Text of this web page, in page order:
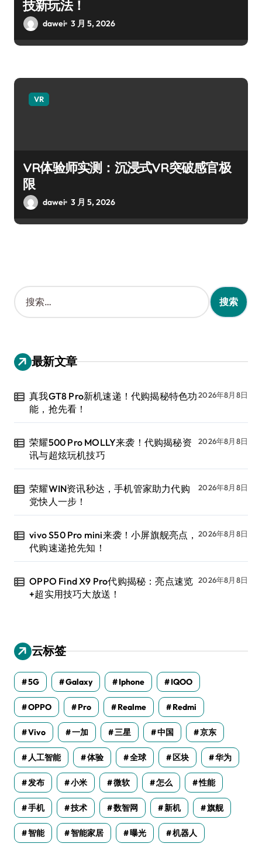
技新玩法！
dawei 3 月 5, 2026
VR
VR体验师实测：沉浸式VR突破感官极
限
dawei 3 月 5, 2026
搜
索
：
最新文章
真我GT8 Pro新机速递！代购揭秘特色功
能，抢先看！
2026年8月8日
荣耀500 Pro MOLLY来袭！代购揭秘资
讯与超炫玩机技巧
2026年8月8日
荣耀WIN资讯秒达，手机管家助力代购
党快人一步！
2026年8月8日
vivo S50 Pro mini来袭！小屏旗舰亮点，
代购速递抢先知！
2026年8月8日
OPPO Find X9 Pro代购揭秘：亮点速览
+超实用技巧大放送！
2026年8月8日
云标签
5G Galaxy Iphone IQOO
OPPO Pro Realme Redmi
Vivo 一加 三星 中国 京东
人工智能 体验 全球 区块 华为
发布 小米 微软 怎么 性能
手机 技术 数智网 新机 旗舰
智能 智能家居 曝光 机器人